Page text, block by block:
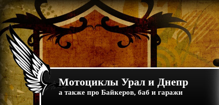
Мотоциклы Урал и Днепр
а также про Байкеров, баб и гаражи